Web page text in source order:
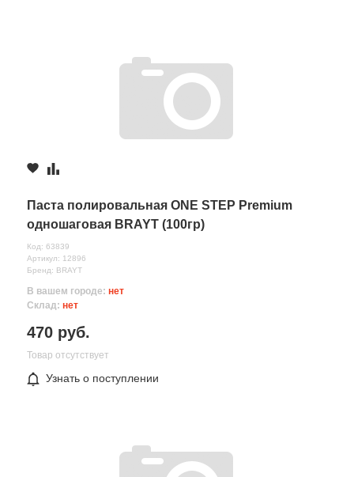
Комментарий
Паста полировальная ONE STEP Premium
одношаговая BRAYT (100гр)
Код: 63839
Артикул: 12896
Бренд: BRAYT
В вашем городе: нет
Склад: нет
470 руб.
Товар отсутствует
Узнать о поступлении